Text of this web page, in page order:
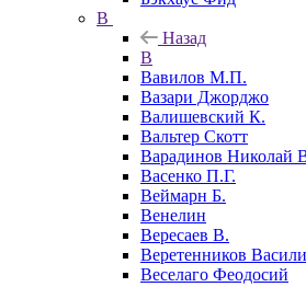
В
Назад
В
Вавилов М.П.
Вазари Джорджо
Валишевский К.
Вальтер Скотт
Варадинов Николай
Васенко П.Г.
Веймарн Б.
Венелин
Вересаев В.
Веретенников
Веселаго Феодосий